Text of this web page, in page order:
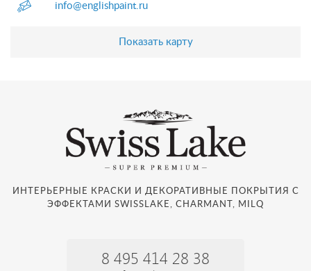
info@englishpaint.ru
Показать карту
ИНТЕРЬЕРНЫЕ КРАСКИ И ДЕКОРАТИВНЫЕ ПОКРЫТИЯ С
ЭФФЕКТАМИ SWISSLAKE, CHARMANT, MILQ
8 495 414 28 38